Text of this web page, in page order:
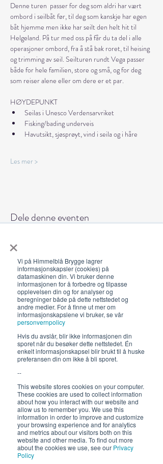
×
Vi på Himmelblå Brygge lagrer
informasjonskapsler (cookies) på
datamaskinen din. Vi bruker denne
informasjonen for å forbedre og tilpasse
opplevelsen din og for analyser og
beregninger både på dette nettstedet og
andre medier. For å finne ut mer om
informasjonskapslene vi bruker, se vår
personvernpolicy
Hvis du avslår, blir ikke informasjonen din
sporet når du besøker dette nettstedet. Én
enkelt informasjonskapsel blir brukt til å huske
preferansen din om ikke å bli sporet.
--
This website stores cookies on your computer.
These cookies are used to collect information
about how you interact with our website and
allow us to remember you. We use this
information in order to improve and customize
your browsing experience and for analytics
and metrics about our visitors both on this
website and other media. To find out more
about the cookies we use, see our Privacy
Policy
Denne turen  passer for deg som aldri har vært
ombord i seilbåt før, til deg som kanskje har egen
båt hjemme men ikke har seilt den helt hit til
Helgeland. På tur med oss på får du ta del i alle
operasjoner ombord, fra å stå bak roret, til heising
og trimming av seil. Seilturen rundt Vega passer
både for hele familien, store og små, og for deg
som reiser alene eller om dere er et par.
HØYDEPUNKT
Seilas i Unesco Verdensarvriket
Fisking/bading underveis
Havutsikt, sjøsprøyt, vind i seila og i håre
Les mer >
Dele denne eventen
Åpningstider 2026
19. juni - 5. august 12-23 (02)
Lunsj 12-16:30 | Middag 18:30
Fra 30.7 begrenset servering
12-17, middag 18.30
som skjer på Himmelblå og
neste sommer!